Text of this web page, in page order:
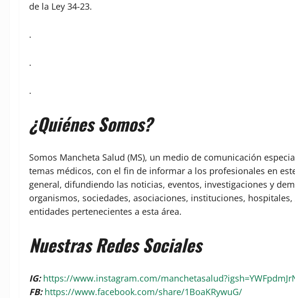
de la Ley 34-23.
.
.
.
¿Quiénes Somos?
Somos Mancheta Salud (MS), un medio de comunicación
temas médicos, con el fin de informar a los profesionales en
general, difundiendo las noticias, eventos, investigaciones y
organismos, sociedades, asociaciones, instituciones, hospitales,
entidades pertenecientes a esta área.
Nuestras Redes Sociales
IG:https://www.instagram.com/
FB:https://www.facebook.com/share/1BoaKRywuG/